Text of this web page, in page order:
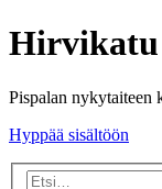
Hirvikatu
Pispalan nykytaiteen
Hyppää sisältöön